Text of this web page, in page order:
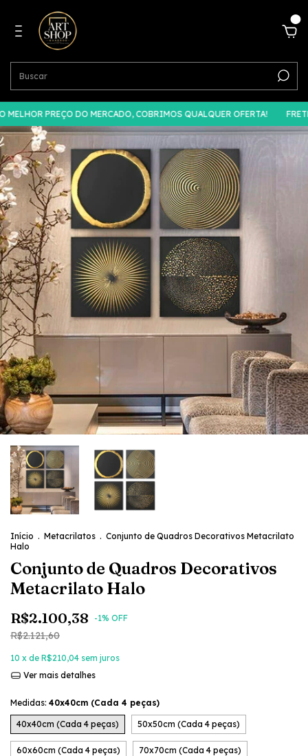
PREÇO DO MERCADO, COBRIMOS QUALQUER OFERTA!
Início . Metacrilatos . Conjunto de Quadros Decorativos Metacrilato
Halo
Conjunto de Quadros Decorativos
Metacrilato Halo
R$2.100,38 -1% OFF
R$2.121,60
10 x de R$210,04 sem juros
Ver mais detalhes
Medidas: 40x40cm (Cada 4 peças)
40x40cm (Cada 4 peças) 50x50cm (Cada 4 peças)
60x60cm (Cada 4 peças) 70x70cm (Cada 4 peças)